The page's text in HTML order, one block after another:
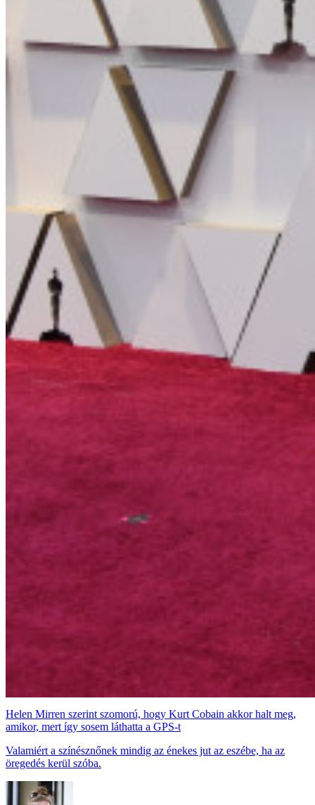
Helen Mirren szerint szomorú, hogy Kurt Cobain akkor halt meg,
amikor, mert így sosem láthatta a GPS-t
Valamiért a színésznőnek mindig az énekes jut az eszébe, ha az
öregedés kerül szóba.